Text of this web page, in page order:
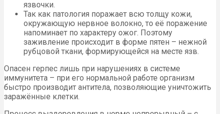
язвочки.
Так как патология поражает всю толщу кожи,
окружающую нервное волокно, то её поражение
напоминает по характеру ожог. Поэтому
заживление происходит в форме пятен – нежной
рубцовой ткани, формирующейся на месте язв.
Опасен герпес лишь при нарушениях в системе
иммунитета – при его нормальной работе организм
быстро производит антитела, позволяющие уничтожить
заражённые клетки.